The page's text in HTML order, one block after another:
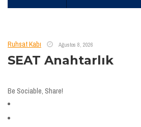
Ruhsat Kabı Ağustos 8, 2026
SEAT Anahtarlık
Be Sociable, Share!